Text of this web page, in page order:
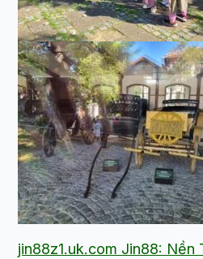
jin88z1.uk.com Jin88: Nền